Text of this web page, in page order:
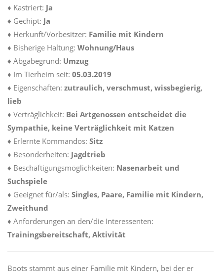
♦ Kastriert: Ja
♦ Gechipt: Ja
♦ Herkunft/Vorbesitzer: Familie mit Kindern
♦ Bisherige Haltung: Wohnung/Haus
♦ Abgabegrund: Umzug
♦ Im Tierheim seit: 05.03.2019
♦ Eigenschaften: zutraulich, verschmust, wissbegierig,
lieb
♦ Verträglichkeit: Bei Artgenossen entscheidet die
Sympathie, keine Verträglichkeit mit Katzen
♦ Erlernte Kommandos: Sitz
♦ Besonderheiten: Jagdtrieb
♦ Beschäftigungsmöglichkeiten: Nasenarbeit und
Suchspiele
♦ Geeignet für/als: Singles, Paare, Familie mit Kindern,
Zweithund
♦ Anforderungen an den/die Interessenten:
Trainingsbereitschaft, Aktivität
Boots stammt aus einer Familie mit Kindern, bei der er